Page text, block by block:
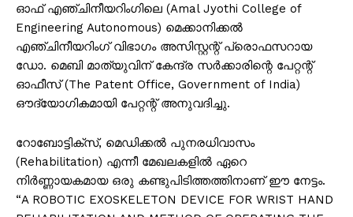
ഓഫ് എഞ്ചിനീയറിംഗിലെ (Amal Jyothi College of
Engineering Autonomous) മെക്കാനിക്കൽ
എഞ്ചിനീയറിംഗ് വിഭാഗം അസിസ്റ്റന്റ് പ്രൊഫസറായ
ഡോ. മെബി മാത്യുവിന് കേന്ദ്ര സർക്കാരിന്റെ പേറ്റന്റ്
ഓഫീസ് (The Patent Office, Government of India)
ഔദ്യോഗികമായി പേറ്റന്റ് അനുവദിച്ചു.
റോബോട്ടിക്സ്, മെഡിക്കൽ പുനരധിവാസം
(Rehabilitation) എന്നീ മേഖലകളിൽ ഏറെ
നിർണ്ണായകമായ ഒരു കണ്ടുപിടിത്തത്തിനാണ് ഈ നേട്ടം.
“A ROBOTIC EXOSKELETON DEVICE FOR WRIST HAND